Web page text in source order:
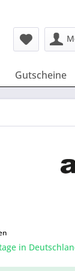
Gutscheine
in